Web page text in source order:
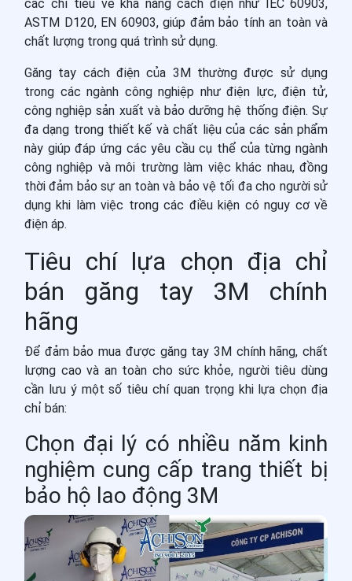
các chỉ tiêu về khả năng cách điện như IEC 60903,
ASTM D120, EN 60903, giúp đảm bảo tính an toàn và
chất lượng trong quá trình sử dụng.
Găng tay cách điện của 3M thường được sử dụng
trong các ngành công nghiệp như điện lực, điện tử,
công nghiệp sản xuất và bảo dưỡng hệ thống điện. Sự
đa dạng trong thiết kế và chất liệu của các sản phẩm
này giúp đáp ứng các yêu cầu cụ thể của từng ngành
công nghiệp và môi trường làm việc khác nhau, đồng
thời đảm bảo sự an toàn và bảo vệ tối đa cho người sử
dụng khi làm việc trong các điều kiện có nguy cơ về
điện áp.
Tiêu chí lựa chọn địa chỉ
bán găng tay 3M chính
hãng
Để đảm bảo mua được găng tay 3M chính hãng, chất
lượng cao và an toàn cho sức khỏe, người tiêu dùng
cần lưu ý một số tiêu chí quan trọng khi lựa chọn địa
chỉ bán:
Chọn đại lý có nhiều năm kinh
nghiệm cung cấp trang thiết bị
bảo hộ lao động 3M